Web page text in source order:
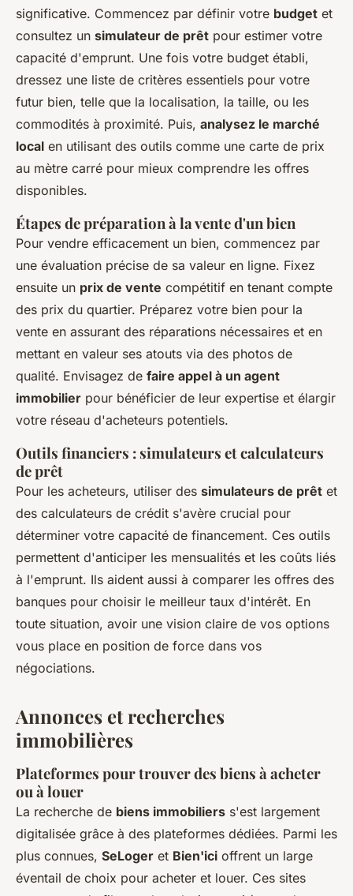
significative. Commencez par définir votre budget et
consultez un simulateur de prêt pour estimer votre
capacité d'emprunt. Une fois votre budget établi,
dressez une liste de critères essentiels pour votre
futur bien, telle que la localisation, la taille, ou les
commodités à proximité. Puis, analysez le marché
local en utilisant des outils comme une carte de prix
au mètre carré pour mieux comprendre les offres
disponibles.
Étapes de préparation à la vente d'un bien
Pour vendre efficacement un bien, commencez par
une évaluation précise de sa valeur en ligne. Fixez
ensuite un prix de vente compétitif en tenant compte
des prix du quartier. Préparez votre bien pour la
vente en assurant des réparations nécessaires et en
mettant en valeur ses atouts via des photos de
qualité. Envisagez de faire appel à un agent
immobilier pour bénéficier de leur expertise et élargir
votre réseau d'acheteurs potentiels.
Outils financiers : simulateurs et calculateurs
de prêt
Pour les acheteurs, utiliser des simulateurs de prêt et
des calculateurs de crédit s'avère crucial pour
déterminer votre capacité de financement. Ces outils
permettent d'anticiper les mensualités et les coûts liés
à l'emprunt. Ils aident aussi à comparer les offres des
banques pour choisir le meilleur taux d'intérêt. En
toute situation, avoir une vision claire de vos options
vous place en position de force dans vos
négociations.
Annonces et recherches
immobilières
Plateformes pour trouver des biens à acheter
ou à louer
La recherche de biens immobiliers s'est largement
digitalisée grâce à des plateformes dédiées. Parmi les
plus connues, SeLoger et Bien'ici offrent un large
éventail de choix pour acheter et louer. Ces sites